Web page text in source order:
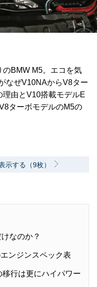
BMW M5。エコを気
なぜV10NAからV8ター
由とV10搭載モデルE
ターボモデルのM5の
示する（9枚）
なのか？
ンジンスペック表
行は更にハイパワー